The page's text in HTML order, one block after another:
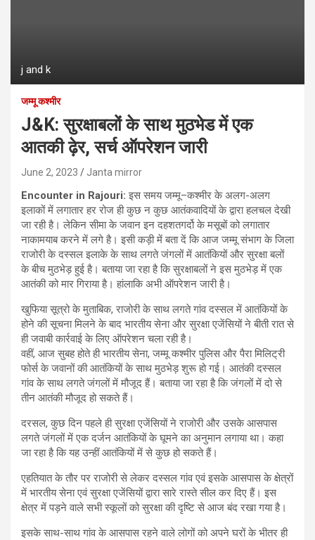
j and k
जम्मू कश्मीर
J&K: सुरक्षाबलों के साथ मुठभेड में एक
आतकी ढ़ेर, सर्च ऑपरेशन जारी
June 2, 2023 Janta mirror
Encounter in Rajouri: इस समय जम्‍मू–कश्‍मीर के अलग-अलग
इलाकों में लगातार हर रोज ही कुछ न कुछ आतंकवादियों के द्वारा हलचल देखी
जा रही है। लेकिन सीमा के जवान इन दहशतगर्दो के मसूबों को लगातार
नाकामयाब करने में लगे है। इसी कड़ी में बता दें कि आज जम्मू संभाग के जिला
राजोरी के दस्सल इलाके के साथ लगते जंगलों में आतंकियों और सुरक्षा बलों
के बीच मुठभेड़ हुई है। बताया जा रहा है कि सुरक्षाबलों ने इस मुठभेड़ में एक
आतंकी को मार गिराया है। हांलाकि अभी ऑपरेशन जारी है।
खुफिया सूत्रो के मुताबिक, राजोरी के साथ लगते गांव दस्सल में आतंकियों के
होने की सूचना मिलने के बाद भारतीय सेना और सुरक्षा एजेंसियों ने बीती रात से
ही जवाबी कार्रवाई के लिए ऑपरेशन चला रही है।
वहीं, आज सुबह होते ही भारतीय सेना, जम्मू कश्मीर पुलिस और पैरा मिलिट्री
फोर्स के जवानों की आतंकियों के साथ मुठभेड़ शुरू हो गई। आतंकी दस्सल
गांव के साथ लगते जंगलों में मौजूद हैं। बताया जा रहा है कि जंगलों में दो से
तीन आतंकी मौजूद हो सकते हैं।
दरसल, कुछ दिन पहले ही सुरक्षा एजेंसियों ने राजोरी और उसके आसपास
लगते जंगलों में एक दर्जन आतंकियों के घूमने का अनुमान लगाया था। कहा
जा रहा है कि यह उन्हीं आतंकियों में से कुछ हो सकते हैं।
एहतियात के तौर पर राजोरी से लेकर दस्सल गांव एवं इसके आसपास के क्षेत्रों
में भारतीय सेना एवं सुरक्षा एजेंसियों द्वारा सारे रास्ते सील कर दिए हैं। इस
क्षेत्र में पड़ने वाले सभी स्कूलों को सुरक्षा की दृष्टि से आज बंद रखा गया है।
इसके साथ-साथ गांव के आसपास रहने वाले लोगों को अपने घरों के भीतर ही